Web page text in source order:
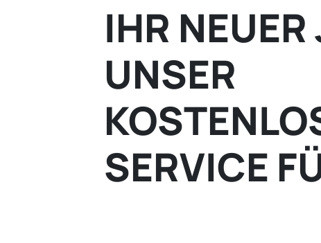
IHR NEUER
UNSER
SERVICE